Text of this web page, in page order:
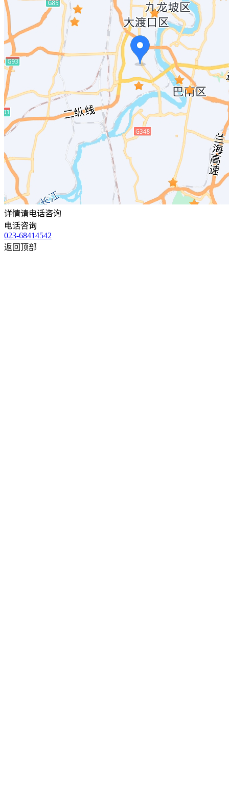
详情请电话咨询
电话咨询
023-68414542
返回顶部